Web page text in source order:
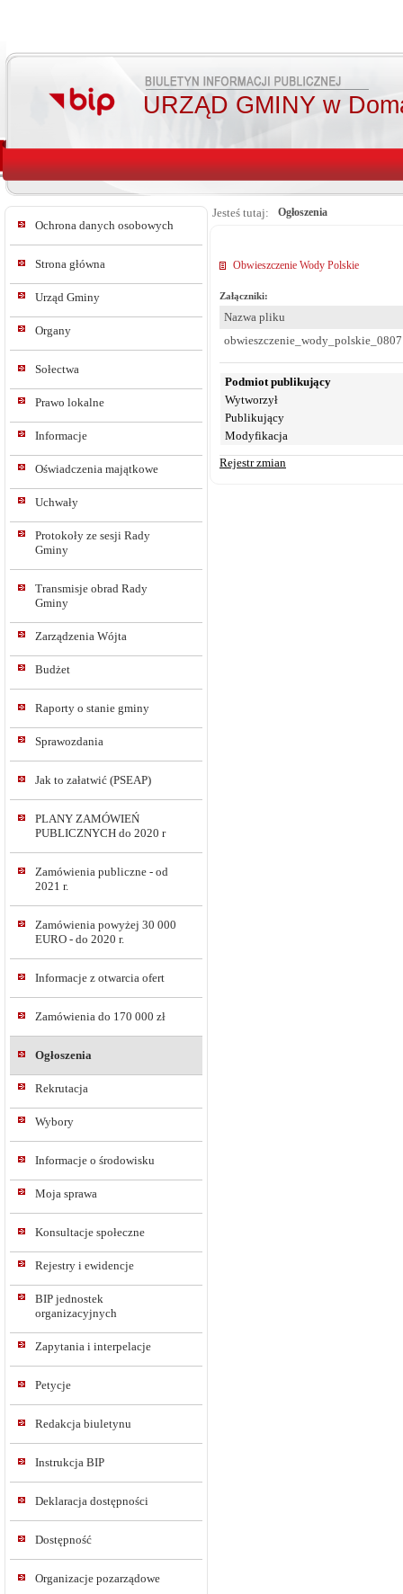
URZĄD GMINY w
Ochrona danych osobowych
Strona główna
Urząd Gminy
Organy
Sołectwa
Prawo lokalne
Informacje
Oświadczenia majątkowe
Uchwały
Protokoły ze sesji Rady
Gminy
Transmisje obrad Rady
Gminy
Zarządzenia Wójta
Budżet
Raporty o stanie gminy
Sprawozdania
Jak to załatwić (PSEAP)
PLANY ZAMÓWIEŃ
PUBLICZNYCH do 2020 r
Zamówienia publiczne - od
2021 r.
Zamówienia powyżej 30 000
EURO - do 2020 r.
Informacje z otwarcia ofert
Zamówienia do 170 000 zł
Ogłoszenia
Rekrutacja
Wybory
Informacje o środowisku
Moja sprawa
Konsultacje społeczne
Rejestry i ewidencje
BIP jednostek
organizacyjnych
Zapytania i interpelacje
Petycje
Redakcja biuletynu
Instrukcja BIP
Deklaracja dostępności
Dostępność
Organizacje pozarządowe
Jesteś tutaj: Ogłoszenia
Obwieszczenie Wody Polskie
Załączniki:
Nazwa pliku
obwieszczenie_wody_polskie_0807
Podmiot publikujący
Wytworzył
Publikujący
Modyfikacja
Rejestr zmian